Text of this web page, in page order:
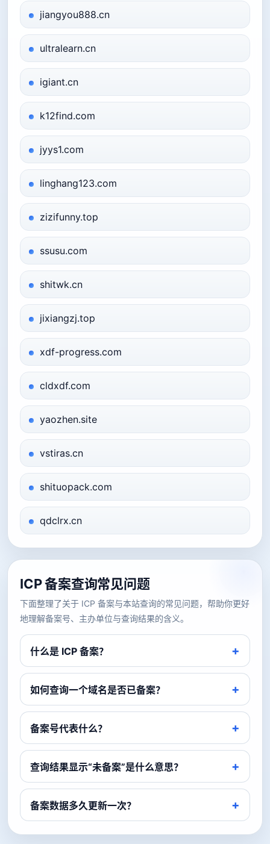
jiangyou888.cn
ultralearn.cn
igiant.cn
k12find.com
jyys1.com
linghang123.com
zizifunny.top
ssusu.com
shitwk.cn
jixiangzj.top
xdf-progress.com
cldxdf.com
yaozhen.site
vstiras.cn
shituopack.com
qdclrx.cn
ICP 备案查询常见问题
下面整理了关于 ICP 备案与本站查询的常见问题，帮助你更好
地理解备案号、主办单位与查询结果的含义。
什么是 ICP 备案？
如何查询一个域名是否已备案？
备案号代表什么？
查询结果显示“未备案”是什么意思？
备案数据多久更新一次？